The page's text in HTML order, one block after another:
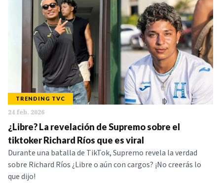
TRENDING TVC
24 feb. 2026
¿Libre? La revelación de Supremo sobre el
tiktoker Richard Ríos que es viral
Durante una batalla de TikTok, Supremo revela la verdad
sobre Richard Ríos ¿Libre o aún con cargos? ¡No creerás lo
que dijo!